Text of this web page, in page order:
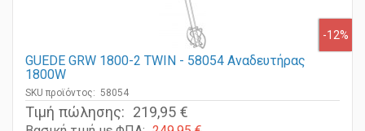
GUEDE GRW 1800-2 TWIN - 58054 Αναδευτήρας
1800W
SKU προϊόντος: 58054
Τιμή πώλησης: 219,95 €